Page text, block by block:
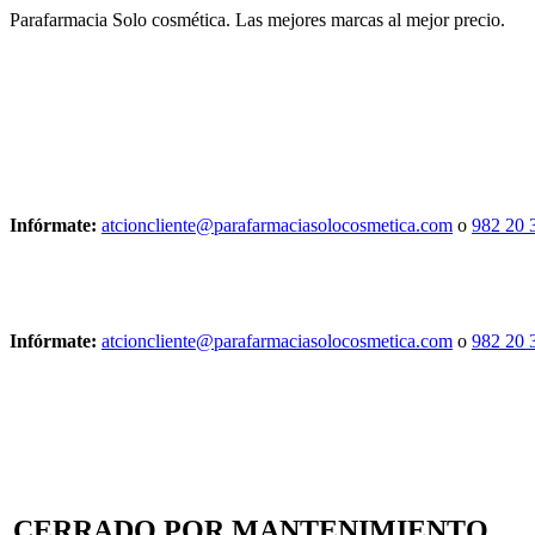
Parafarmacia Solo cosmética. Las mejores marcas al mejor precio.
Infórmate: atcioncliente@parafarmaciasolocosmetica.com o 982 20
Infórmate: atcioncliente@parafarmaciasolocosmetica.com o 982 20